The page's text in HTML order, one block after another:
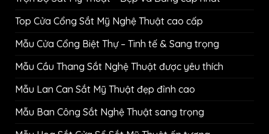
Top Cửa Cổng Sắt Mỹ Nghệ Thuật cao cấp
Mẫu Cửa Cổng Biệt Thự – Tinh tế & Sang trọng
Mẫu Cầu Thang Sắt Nghệ Thuật được yêu thích
Mẫu Lan Can Sắt Mỹ Thuật đẹp đỉnh cao
Mẫu Ban Công Sắt Nghệ Thuật sang trọng